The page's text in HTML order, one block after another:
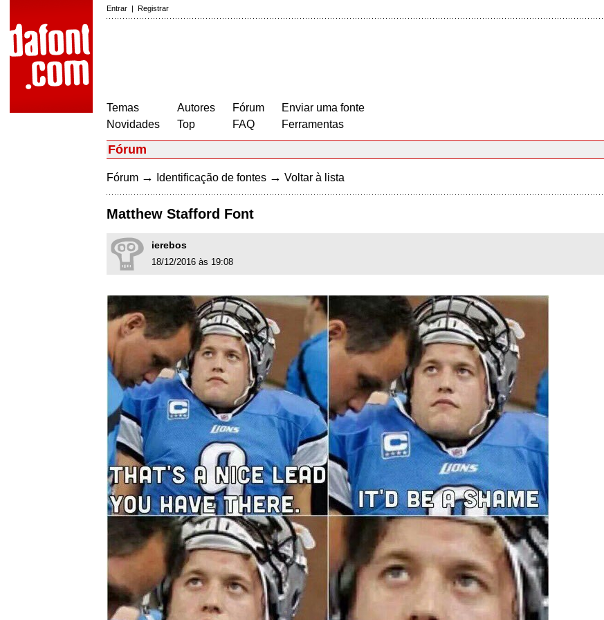
Entrar | Registrar
Temas
Novidades
Autores
Top
Fórum
FAQ
Enviar uma fonte
Ferramentas
Fórum
Fórum → Identificação de fontes → Voltar à lista
Matthew Stafford Font
ierebos
18/12/2016 às 19:08